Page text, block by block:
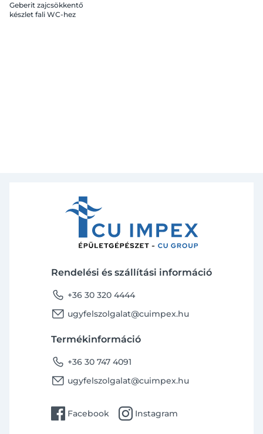
Geberit zajcsökkentő
készlet fali WC-hez
Rendelési és szállítási információ
phone +36 30 320 4444
email ugyfelszolgalat@cuimpex.hu
Termékinformáció
phone +36 30 747 4091
email ugyfelszolgalat@cuimpex.hu
facebook Facebook instagram Instagram